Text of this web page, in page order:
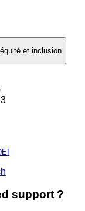
et inclusion
support ?